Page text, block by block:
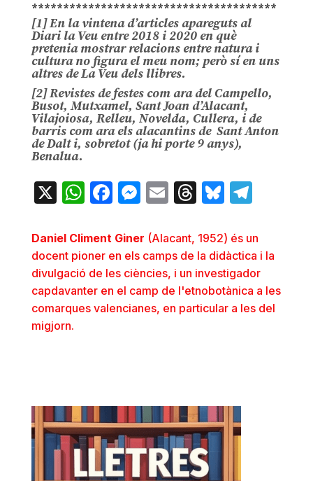
***************************************
[1]En la vintena d’articles apareguts al
Diari la Veu entre 2018 i 2020 en què
pretenia mostrar relacions entre natura i
culturano figura el meu nom; però sí en uns
altres deLa Veu dels llibres.
[2]Revistes de festes com ara del Campello,
Busot, Mutxamel, Sant Joan d’Alacant,
Vilajoiosa, Relleu, Novelda, Cullera, i de
barris com ara els alacantins de Sant Anton
de Dalti, sobretot (ja hi porte 9 anys),
Benalua.
X WhatsApp
Facebook
Messenger
EmailThreads
Bluesky
Daniel Climent Giner (Alacant, 1952) és un
docent pioner en els camps de la didàctica i la
divulgació de les ciències, i un investigador
capdavanter en el camp de l'etnobotànica a les
comarques valencianes, en particular a les del
migjorn.